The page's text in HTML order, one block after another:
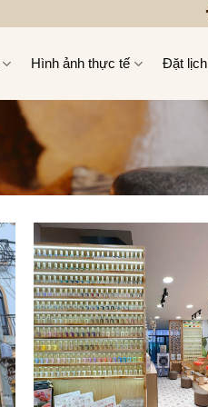
Hình ảnh thực tế Đặt lịch